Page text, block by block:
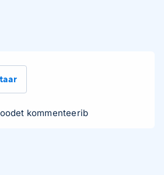
kommenteerib